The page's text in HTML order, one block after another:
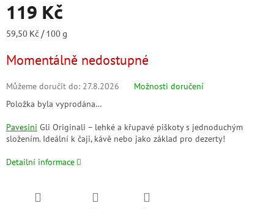
119 Kč
Měrná
59,50 Kč / 100 g
Momentálně nedostupné
Můžeme doručit do: 27.8.2026
Možnosti doručení
Položka byla vyprodána…
Pavesini Gli Originali – lehké a křupavé piškoty s jednoduchým
složením. Ideální k čaji, kávě nebo jako základ pro dezerty!
Detailní informace